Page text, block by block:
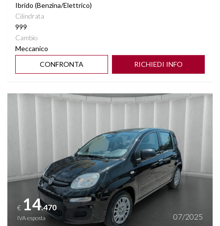
Ibrido (Benzina/Elettrico)
Cilindrata
999
Cambio
Meccanico
CONFRONTA
RICHIEDI INFO
Vedi dettagli
€ 14.470
IVA esposta 07/2025